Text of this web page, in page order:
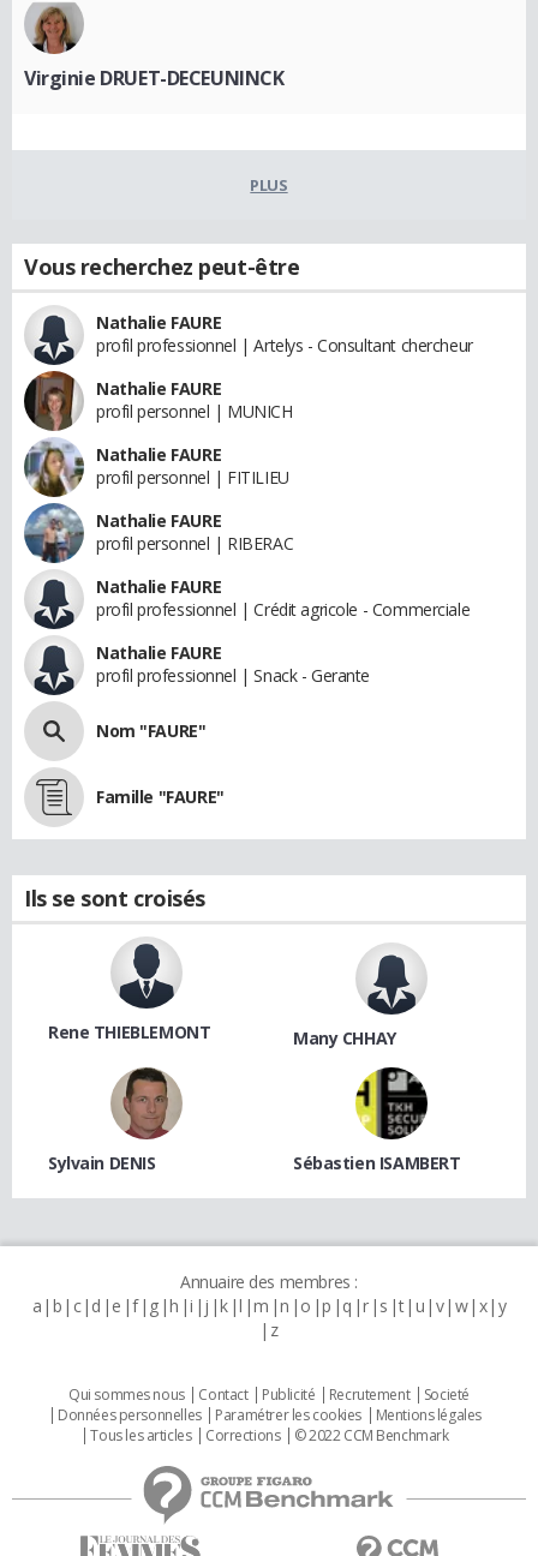
Virginie DRUET-DECEUNINCK
PLUS
Vous recherchez peut-être
Nathalie FAURE
profil professionnel | Artelys - Consultant chercheur
Nathalie FAURE
profil personnel | MUNICH
Nathalie FAURE
profil personnel | FITILIEU
Nathalie FAURE
profil personnel | RIBERAC
Nathalie FAURE
profil professionnel | Crédit agricole - Commerciale
Nathalie FAURE
profil professionnel | Snack - Gerante
Nom "FAURE"
Famille "FAURE"
Ils se sont croisés
Rene THIEBLEMONT Many CHHAY
Sylvain DENIS Sébastien ISAMBERT
Annuaire des membres :
a b c d e f g h i j k l m n o p q r s t u v w x y
z
Qui sommes nous Contact Publicité Recrutement
Societé
Données personnelles
Paramétrer les cookies
Mentions légales
Tous les articles
Corrections © 2022 CCM Benchmark